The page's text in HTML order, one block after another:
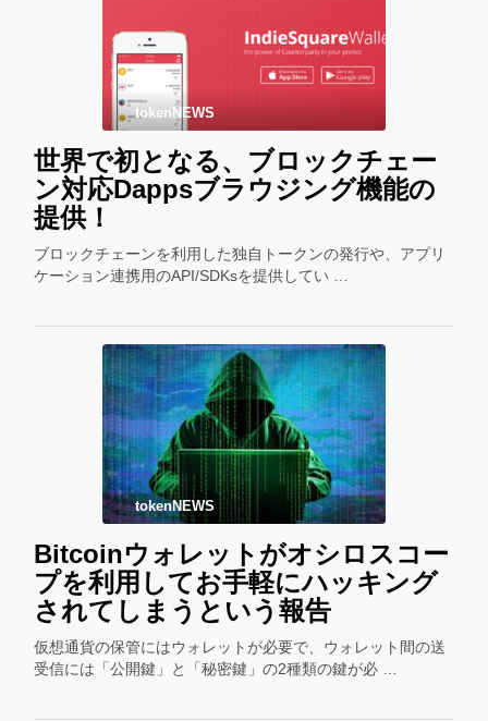
tokenNEWS
世界で初となる、ブロックチェー
ン対応Dappsブラウジング機能の
提供！
ブロックチェーンを利用した独自トークンの発行や、アプリ
ケーション連携用のAPI/SDKsを提供してい …
tokenNEWS
Bitcoinウォレットがオシロスコー
プを利用してお手軽にハッキング
されてしまうという報告
仮想通貨の保管にはウォレットが必要で、ウォレット間の送
受信には「公開鍵」と「秘密鍵」の2種類の鍵が必 …